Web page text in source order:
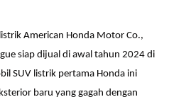
American Honda Motor Co.,
siap dijual di awal tahun 2024 di
SUV listrik pertama Honda ini
baru yang gagah dengan